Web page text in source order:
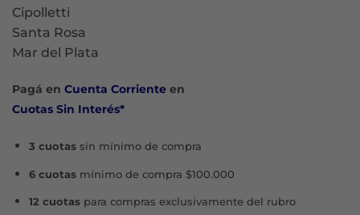
Cipolletti
Santa Rosa
Mar del Plata
Pagá en Cuenta Corriente en
Cuotas Sin Interés*
3 cuotassin mínimo de compra
6 cuotasmínimo de compra $100.000
12 cuotaspara compras exclusivamente del rubro